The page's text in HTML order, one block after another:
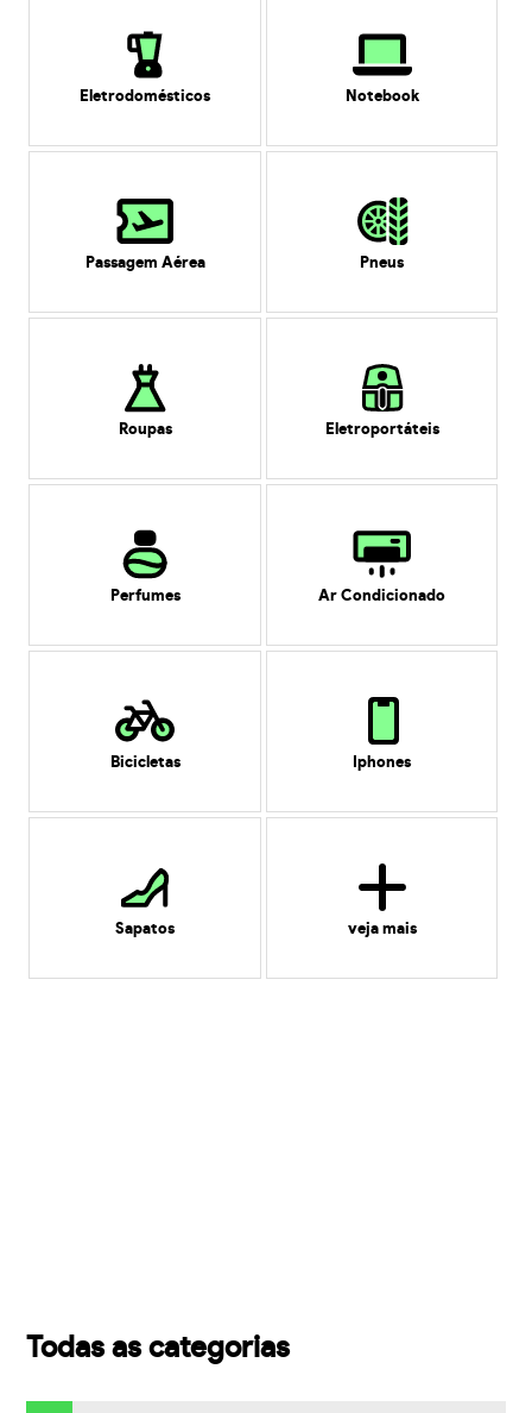
Eletrodomésticos Notebook
Passagem Aérea Pneus
Roupas Eletroportáteis
Perfumes Ar Condicionado
Bicicletas Iphones
Sapatos veja mais
Todas as categorias